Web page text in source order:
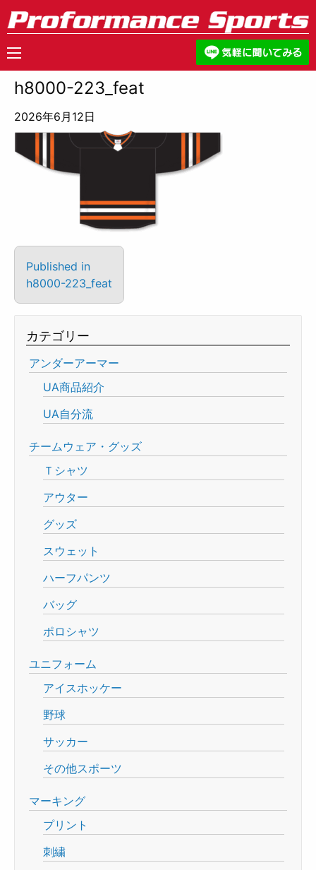
h8000-223_feat
2026年6月12日
Published in
h8000-223_feat
カテゴリー
アンダーアーマー
UA商品紹介
UA自分流
チームウェア・グッズ
Ｔシャツ
アウター
グッズ
スウェット
ハーフパンツ
バッグ
ポロシャツ
ユニフォーム
アイスホッケー
野球
サッカー
その他スポーツ
マーキング
プリント
刺繍